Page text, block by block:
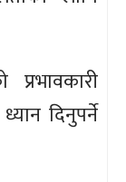
दिनुपर्ने